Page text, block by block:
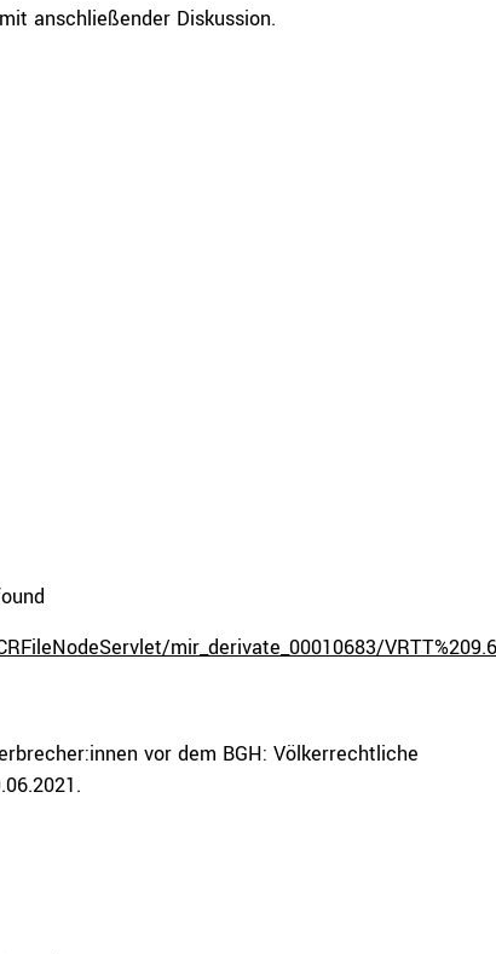
anschließender Diskussion.
mir_derivate_00010683/
vor dem BGH: Völkerrechtliche
.